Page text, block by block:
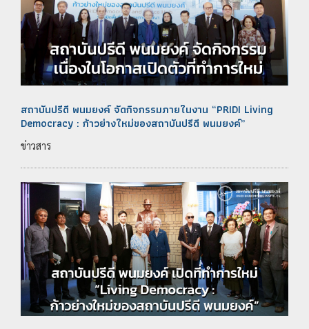
สถาบันปรีดี พนมยงค์ จัดกิจกรรมภายในงาน “PRIDI Living
Democracy : ก้าวย่างใหม่ของสถาบันปรีดี พนมยงค์”
ข่าวสาร